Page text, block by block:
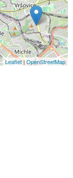
Leaflet|OpenStreetMap